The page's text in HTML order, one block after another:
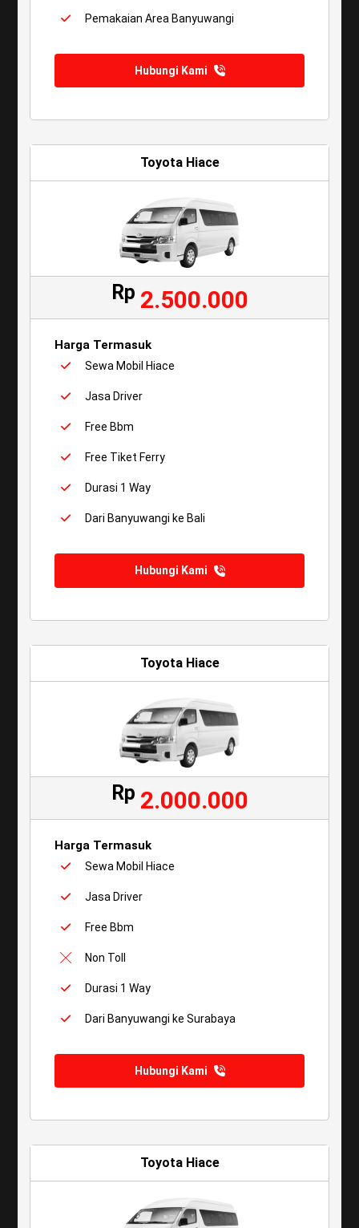
Pemakaian Area Banyuwangi
Hubungi Kami
Toyota Hiace
Rp 2.500.000
Harga Termasuk
Sewa Mobil Hiace
Jasa Driver
Free Bbm
Free Tiket Ferry
Durasi 1 Way
Dari Banyuwangi ke Bali
Hubungi Kami
Toyota Hiace
Rp 2.000.000
Harga Termasuk
Sewa Mobil Hiace
Jasa Driver
Free Bbm
Non Toll
Durasi 1 Way
Dari Banyuwangi ke Surabaya
Hubungi Kami
Toyota Hiace